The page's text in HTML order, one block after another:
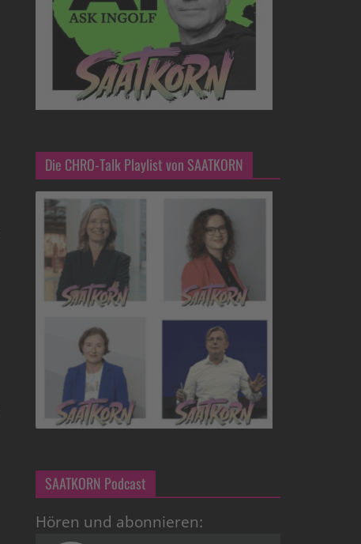
Die CHRO-Talk Playlist von SAATKORN
SAATKORN Podcast
Hören und abonnieren: